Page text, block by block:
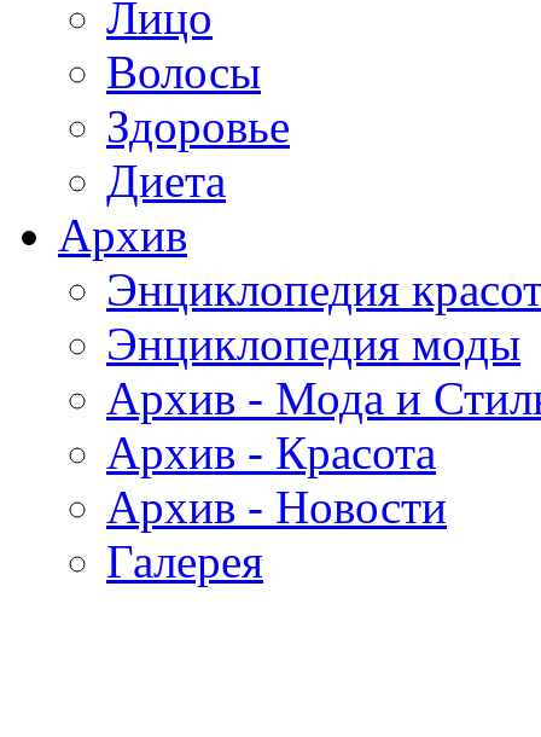
Лицо
Волосы
Здоровье
Диета
Архив
Энциклопедия
Энциклопедия моды
Архив - Мода и
Архив - Красота
Архив - Новости
Галерея